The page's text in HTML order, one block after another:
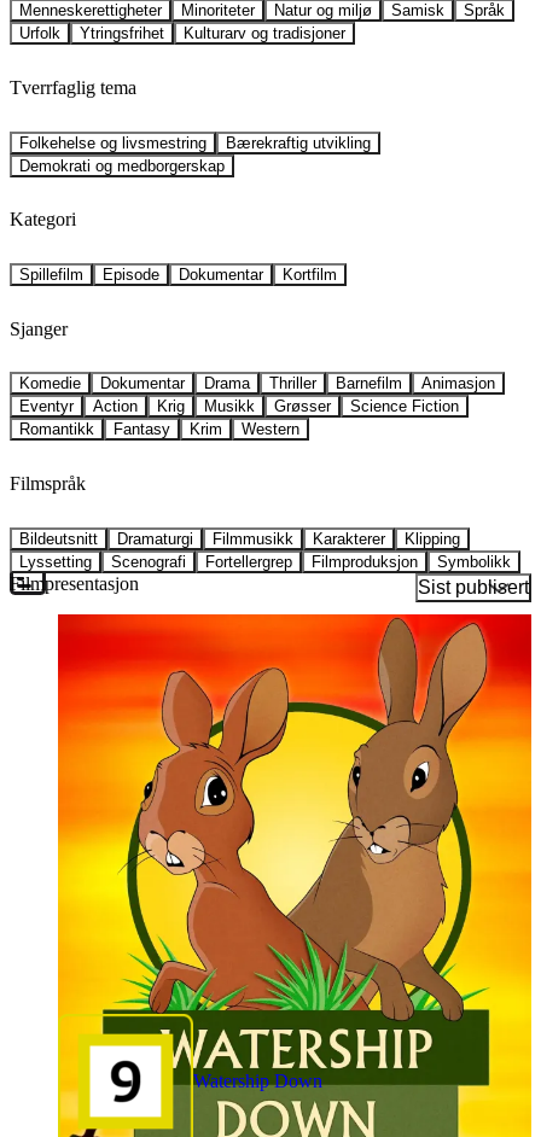
Menneskerettigheter
Minoriteter Natur og miljø Samisk
Språk
Urfolk
Ytringsfrihet Kulturarv og tradisjoner
Tverrfaglig tema
Folkehelse og livsmestring
Bærekraftig utvikling
Demokrati og medborgerskap
Kategori
Spillefilm Episode Dokumentar Kortfilm
Sjanger
Komedie Dokumentar Drama Thriller Barnefilm
Animasjon
Eventyr
Action Krig Musikk Grøsser
Science Fiction
Romantikk
Fantasy Krim Western
Filmspråk
Bildeutsnitt Dramaturgi Filmmusikk Karakterer
Klipping
Lyssetting
Scenografi Fortellergrep Filmproduksjon Symbolikk
Sist publisert
Filmpresentasjon
Watership Down